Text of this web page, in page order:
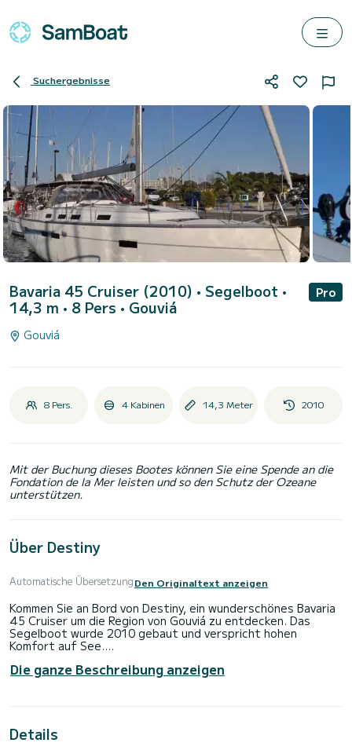
Suchergebnisse
Bavaria 45 Cruiser (2010) • Segelboot •
14,3 m • 8 Pers • Gouviá
Pro
Gouviá
8 Pers. 4 Kabinen 14,3 Meter 2010
Mit der Buchung dieses Bootes können Sie eine Spende an die
Fondation de la Mer leisten und so den Schutz der Ozeane
unterstützen.
Über Destiny
Automatische ÜbersetzungDen Originaltext anzeigen
Kommen Sie an Bord von Destiny, ein wunderschönes Bavaria
45 Cruiser um die Region von Gouviá zu entdecken. Das
Segelboot wurde 2010 gebaut und verspricht hohen
Komfort auf See.
Das Boot hat 4 Kabinen mit allem Komfort und eine
Kapazität von 8 Personen. Mit einer Gesamtlänge von 14
einzigartigen Urlaub auf dem Wasser in der Umgebung von
Die ganze Beschreibung anzeigen
Details